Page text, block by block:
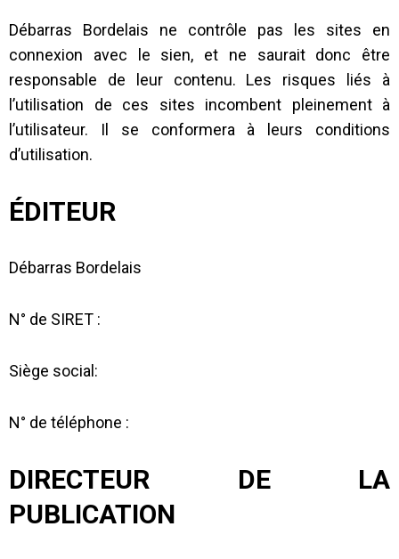
Débarras Bordelais ne contrôle pas les sites en
connexion avec le sien, et ne saurait donc être
responsable de leur contenu. Les risques liés à
l’utilisation de ces sites incombent pleinement à
l’utilisateur. Il se conformera à leurs conditions
d’utilisation.
ÉDITEUR
Débarras Bordelais
N° de SIRET :
Siège social:
N° de téléphone :
DIRECTEUR DE LA
PUBLICATION